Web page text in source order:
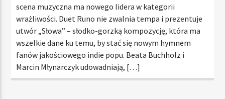
scena muzyczna ma nowego lidera w kategorii
wrażliwości. Duet Runo nie zwalnia tempa i prezentuje
utwór „Słowa” – słodko-gorzką kompozycję, która ma
wszelkie dane ku temu, by stać się nowym hymnem
fanów jakościowego indie popu. Beata Buchholz i
Marcin Młynarczyk udowadniają, […]